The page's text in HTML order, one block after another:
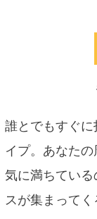
誰とでもすぐ
イプ。あなた
気に満ちてい
スが集まってく